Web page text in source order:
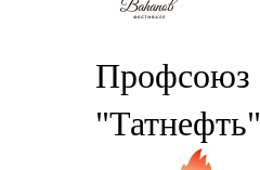
"Татнефть"